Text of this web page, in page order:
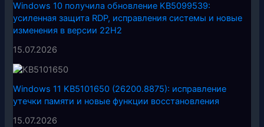
Windows 10 получила обновление KB5099539:
усиленная защита RDP, исправления системы и новые
изменения в версии 22H2
15.07.2026
Windows 11 KB5101650 (26200.8875): исправление
утечки памяти и новые функции восстановления
15.07.2026